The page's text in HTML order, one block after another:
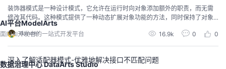
AI平台ModelArts
面向AI开发者的一站式开发平台
数据治理中心 DataArts Studio
装饰器模式是一种设计模式，它允许在运行时向对象添加额外的职责，而无需
修改其代码。这种模式提供了一种动态扩展对象功能的方法，同时保持了对象
的单一职责原则。本文介绍了装饰器模式的基本概念、原理、优势、适用场
景、实现方法、最佳实践和注意事项。通过装饰器模式，可以将多个行为组合
成一个更复杂的行为，而无需使用继承或大量的接口实现。装饰器模式适用于
dancer 16.9k 0 0
深入了解适配器模式-优雅地解决接口不匹配问题